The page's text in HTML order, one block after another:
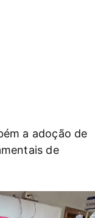
a adoção de
de